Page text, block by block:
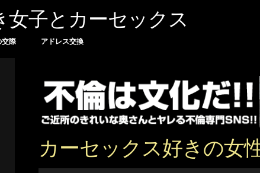
女子とカーセックス
交際 アドレス交換
カーセックス好きの女